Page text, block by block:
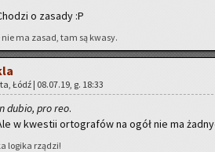
o za­sa­dy :P
nie ma zasad, tam są kwasy.
Łódź | 08.07.19, g. 18:33
dubio, pro reo.
w kwe­stii or­to­gra­fów na ogół nie ma
lo­gi­ka rzą­dzi!